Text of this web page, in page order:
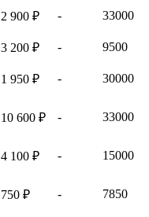
2 900 ₽ -
33000
3 200 ₽ -
9500
1 950 ₽ -
30000
10 600 ₽ - 33000
4 100 ₽ -
15000
750 ₽ - 7850